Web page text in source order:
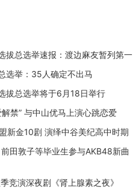
拔总选举速报：渡边麻友暂列第一
选举：35人确定不出马
拔总选举将于6月18日举行
解禁” 与中山优马上演心跳恋爱
新金10剧 演绎中谷美纪高中时期
田敦子等毕业生参与AKB48新曲
竞演深夜剧《肾上腺素之夜》